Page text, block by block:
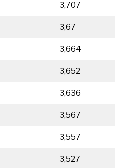
3,707
3,67
3,664
3,652
3,636
3,567
3,557
3,527